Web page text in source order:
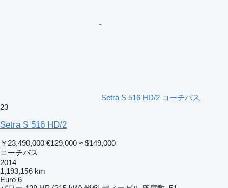
Setra S 516 HD/2 コーチバス
23
Setra S 516 HD/2
￥23,490,000 €129,000 ≈ $149,000
コーチバス
2014
1,193,156 km
Euro 6